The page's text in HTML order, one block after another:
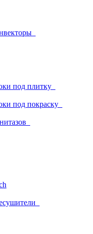
под плитку
под покраску